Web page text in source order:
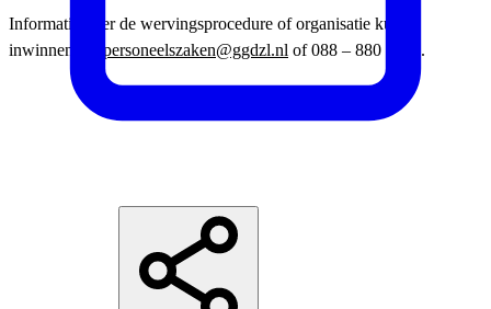
Informatie over de wervingsprocedure of organisatie kun je
inwinnen via
personeelszaken@ggdzl.nl of 088 – 880 5120.